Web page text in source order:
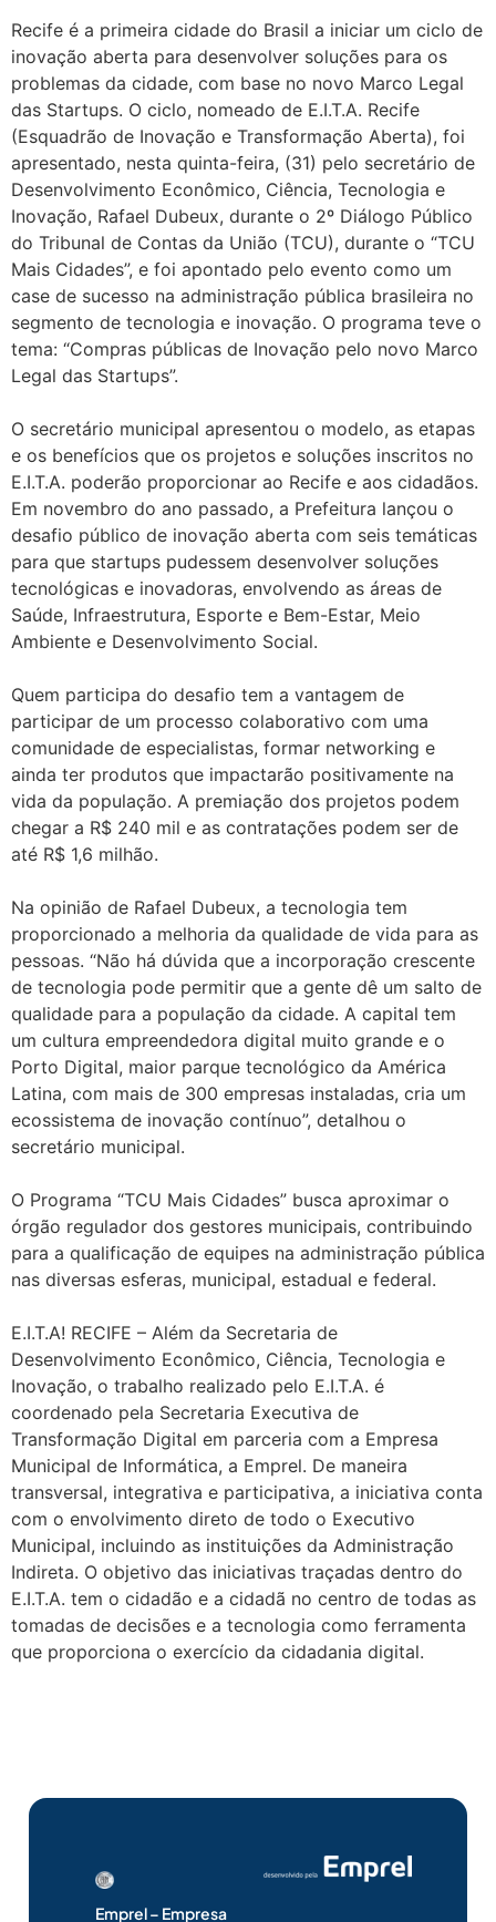
Recife é a primeira cidade do Brasil a iniciar um ciclo de
inovação aberta para desenvolver soluções para os
problemas da cidade, com base no novo Marco Legal
das Startups. O ciclo, nomeado de E.I.T.A. Recife
(Esquadrão de Inovação e Transformação Aberta), foi
apresentado, nesta quinta-feira, (31) pelo secretário de
Desenvolvimento Econômico, Ciência, Tecnologia e
Inovação, Rafael Dubeux, durante o 2º Diálogo Público
do Tribunal de Contas da União (TCU), durante o “TCU
Mais Cidades”, e foi apontado pelo evento como um
case de sucesso na administração pública brasileira no
segmento de tecnologia e inovação. O programa teve o
tema: “Compras públicas de Inovação pelo novo Marco
Legal das Startups”.
O secretário municipal apresentou o modelo, as etapas
e os benefícios que os projetos e soluções inscritos no
E.I.T.A. poderão proporcionar ao Recife e aos cidadãos.
Em novembro do ano passado, a Prefeitura lançou o
desafio público de inovação aberta com seis temáticas
para que startups pudessem desenvolver soluções
tecnológicas e inovadoras, envolvendo as áreas de
Saúde, Infraestrutura, Esporte e Bem-Estar, Meio
Ambiente e Desenvolvimento Social.
Quem participa do desafio tem a vantagem de
participar de um processo colaborativo com uma
comunidade de especialistas, formar networking e
ainda ter produtos que impactarão positivamente na
vida da população. A premiação dos projetos podem
chegar a R$ 240 mil e as contratações podem ser de
até R$ 1,6 milhão.
Na opinião de Rafael Dubeux, a tecnologia tem
proporcionado a melhoria da qualidade de vida para as
pessoas. “Não há dúvida que a incorporação crescente
de tecnologia pode permitir que a gente dê um salto de
qualidade para a população da cidade. A capital tem
um cultura empreendedora digital muito grande e o
Porto Digital, maior parque tecnológico da América
Latina, com mais de 300 empresas instaladas, cria um
ecossistema de inovação contínuo”, detalhou o
secretário municipal.
O Programa “TCU Mais Cidades” busca aproximar o
órgão regulador dos gestores municipais, contribuindo
para a qualificação de equipes na administração pública
nas diversas esferas, municipal, estadual e federal.
E.I.T.A! RECIFE – Além da Secretaria de
Desenvolvimento Econômico, Ciência, Tecnologia e
Inovação, o trabalho realizado pelo E.I.T.A. é
coordenado pela Secretaria Executiva de
Transformação Digital em parceria com a Empresa
Municipal de Informática, a Emprel. De maneira
transversal, integrativa e participativa, a iniciativa conta
com o envolvimento direto de todo o Executivo
Municipal, incluindo as instituições da Administração
Indireta. O objetivo das iniciativas traçadas dentro do
E.I.T.A. tem o cidadão e a cidadã no centro de todas as
tomadas de decisões e a tecnologia como ferramenta
que proporciona o exercício da cidadania digital.
Emprel – Empresa